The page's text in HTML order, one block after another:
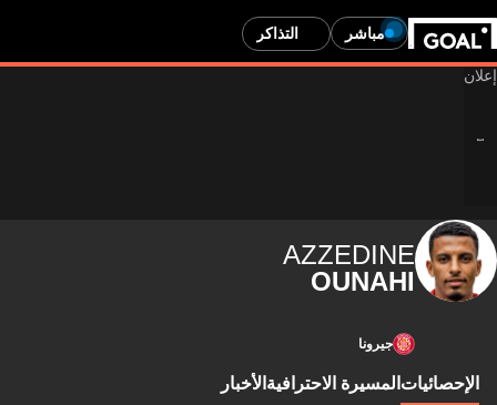
مباشر التذاكر
AZZEDINE
OUNAHI
جيرونا
الإحصائيات المسيرة الاحترافية الأخبار